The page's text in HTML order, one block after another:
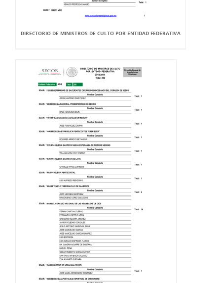
DIRECTORIO DE MINISTROS DE CULTO POR ENTIDAD FEDERATIVA